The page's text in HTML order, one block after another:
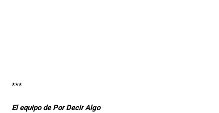
***
El equipo de Por Decir Algo